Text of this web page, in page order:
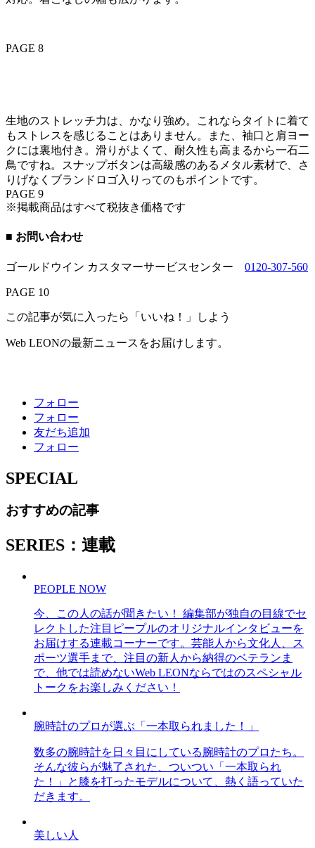
PAGE 8
生地のストレッチ力は、かなり強め。これならタイトに着て
もストレスを感じることはありません。また、袖口と肩ヨー
クには裏地付き。滑りがよくて、耐久性も高まるから一石二
鳥ですね。スナップボタンは高級感のあるメタル素材で、さ
りげなくブランドロゴ入りってのもポイントです。
PAGE 9
※掲載商品はすべて税抜き価格です
■ お問い合わせ
ゴールドウイン カスタマーサービスセンター 0120-307-560
PAGE 10
この記事が気に入ったら「いいね！」しよう
Web LEONの最新ニュースをお届けします。
フォロー
フォロー
友だち追加
フォロー
SPECIAL
おすすめの記事
SERIES：連載
PEOPLE NOW
今、この人の話が聞きたい！ 編集部が独自の目線でセ
レクトした注目ピープルのオリジナルインタビューを
お届けする連載コーナーです。芸能人から文化人、ス
ポーツ選手まで、注目の新人から納得のベテランま
で、他では読めないWeb LEONならではのスペシャル
トークをお楽しみください！
腕時計のプロが選ぶ「一本取られました！」
数多の腕時計を日々目にしている腕時計のプロたち。
そんな彼らが魅了された、ついつい「一本取られ
た！」と膝を打ったモデルについて、熱く語っていた
だきます。
美しい人